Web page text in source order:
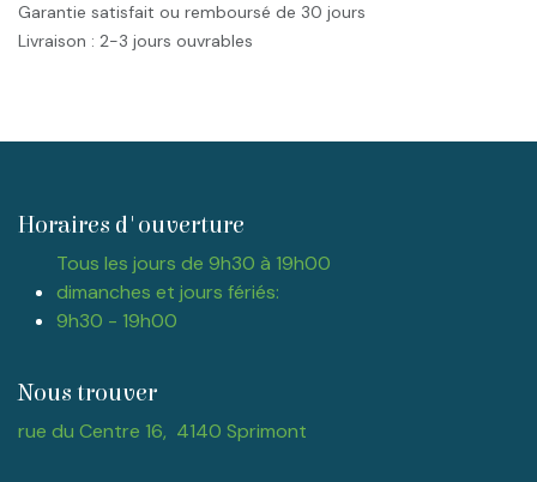
Garantie satisfait ou remboursé de 30 jours
Livraison : 2-3 jours ouvrables
Horaires d'ouverture
Tous les jours de 9h30 à 19h00
dimanches et jours fériés:
9h30 - 19h00
Nous trouver
rue du Centre 16, 4140 Sprimont